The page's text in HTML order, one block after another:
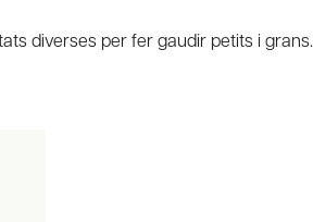
diverses per fer gaudir petits i grans.